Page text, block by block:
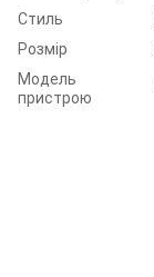
Стиль
Розмір
Модель
пристрою